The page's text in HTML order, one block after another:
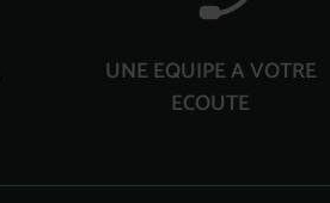
UNE EQUIPE A VOTRE
ECOUTE